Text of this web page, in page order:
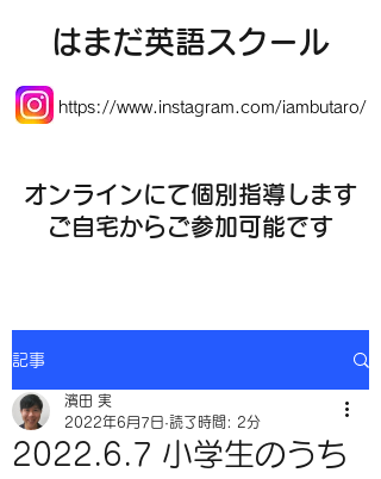
​はまだ英語スクール
https://www.instagram.com/iambutaro/
オンラインにて個別指導します
​ご自宅からご参加可能です
記事
2022.6.7 小学生のうち
濱田 実
2022年6月7日 読了時間: 2分